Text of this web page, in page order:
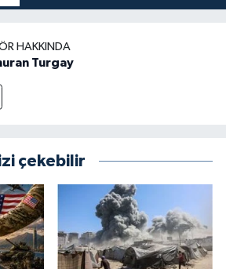
HAKKINDA
Turgay
çekebilir